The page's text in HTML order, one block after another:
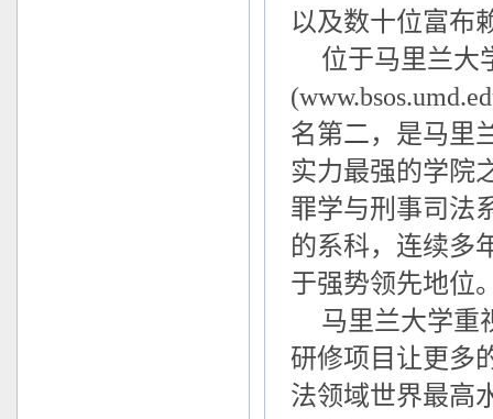
以及数十位富布
位于马里兰大
名第二，是马里
实力最强的学院
罪学与刑事司法
的系科，连续多
于强势领先地位
马里兰大学重
研修项目让更多
法领域世界最高